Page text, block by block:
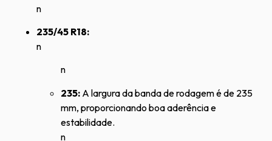
n
235/45 R18:
n
n
235: A largura da banda de rodagem é de 235
mm, proporcionando boa aderência e
estabilidade.
n